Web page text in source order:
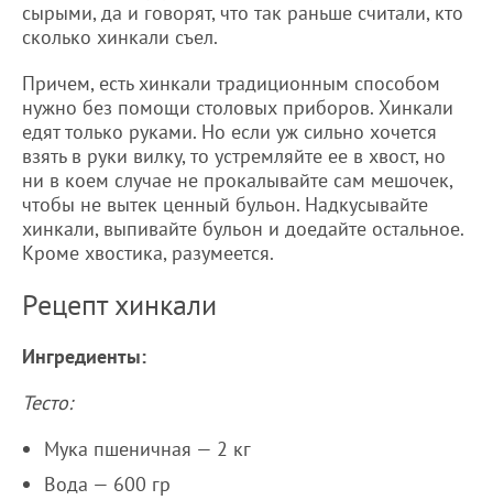
сырыми, да и говорят, что так раньше считали, кто
сколько хинкали съел.
Причем, есть хинкали традиционным способом
нужно без помощи столовых приборов. Хинкали
едят только руками. Но если уж сильно хочется
взять в руки вилку, то устремляйте ее в хвост, но
ни в коем случае не прокалывайте сам мешочек,
чтобы не вытек ценный бульон. Надкусывайте
хинкали, выпивайте бульон и доедайте остальное.
Кроме хвостика, разумеется.
Рецепт хинкали
Ингредиенты:
Тесто:
Мука пшеничная — 2 кг
Вода — 600 гр